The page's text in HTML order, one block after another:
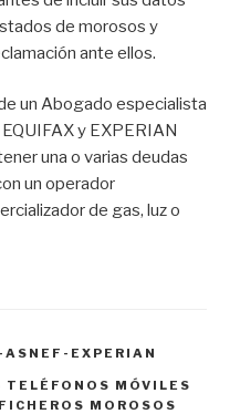
de morosos y
ante ellos.
un Abogado especialista
y EXPERIAN
una o varias deudas
un operador
de gas, luz o
EXPERIAN
MÓVILES
MOROSOS